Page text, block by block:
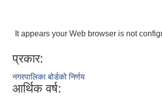
It appears your Web browser is not
प्रकार:
नगरपालिका बोर्डको निर्णय
आर्थिक वर्ष: